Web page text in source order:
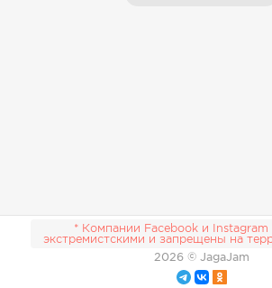
* Компании Facebook и Instagram
экстремистскими и запрещены на
2026 © JagaJam